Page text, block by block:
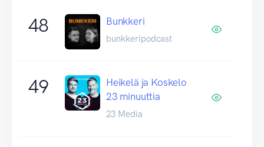
48 Bunkkeri
bunkkeripodcast
49
Heikelä ja Koskelo
23 minuuttia
23 Media